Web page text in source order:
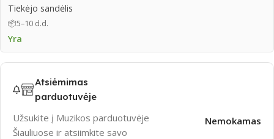
Tiekėjo sandėlis
📦5–10 d.d.
Yra
Atsiėmimas
parduotuvėje
Užsukite į Muzikos parduotuvėje
Šiauliuose ir atsiimkite savo
Nemokamas